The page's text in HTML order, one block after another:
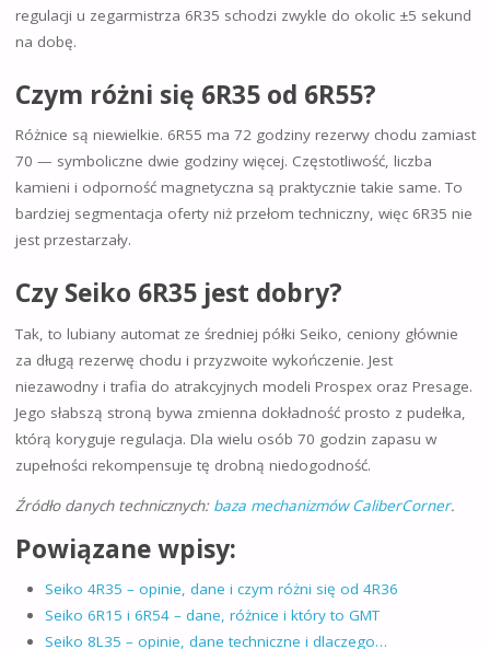
regulacji u zegarmistrza 6R35 schodzi zwykle do okolic ±5 sekund
na dobę.
Czym różni się 6R35 od 6R55?
Różnice są niewielkie. 6R55 ma 72 godziny rezerwy chodu zamiast
70 — symboliczne dwie godziny więcej. Częstotliwość, liczba
kamieni i odporność magnetyczna są praktycznie takie same. To
bardziej segmentacja oferty niż przełom techniczny, więc 6R35 nie
jest przestarzały.
Czy Seiko 6R35 jest dobry?
Tak, to lubiany automat ze średniej półki Seiko, ceniony głównie
za długą rezerwę chodu i przyzwoite wykończenie. Jest
niezawodny i trafia do atrakcyjnych modeli Prospex oraz Presage.
Jego słabszą stroną bywa zmienna dokładność prosto z pudełka,
którą koryguje regulacja. Dla wielu osób 70 godzin zapasu w
zupełności rekompensuje tę drobną niedogodność.
Źródło danych technicznych: baza mechanizmów CaliberCorner.
Powiązane wpisy:
Seiko 4R35 – opinie, dane i czym różni się od 4R36
Seiko 6R15 i 6R54 – dane, różnice i który to GMT
Seiko 8L35 – opinie, dane techniczne i dlaczego…